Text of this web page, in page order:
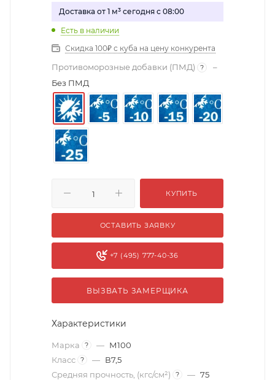
Доставка от 1 м³ сегодня с 08:00
Есть в наличии
Скидка 100₽ с куба на цену конкурента
Противоморозные добавки (ПМД) ?
–
Без ПМД
КУПИТЬ
ОСТАВИТЬ ЗАЯВКУ
+7 (495) 777-40-36
ВЫЗВАТЬ ЗАМЕРЩИКА
Характеристики
Марка ? — М100
Класс ? — В7,5
Средняя прочность, (кгс/см²)
? — 75